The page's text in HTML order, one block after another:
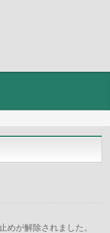
めが解除されました。